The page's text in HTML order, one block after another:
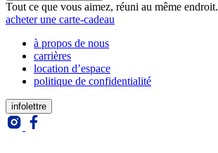
10:00 – 18:00
10:00 – 18:00
10:00 – 18:00
10:00 – 21:00
10:00 – 21:00
09:00 – 18:00
Tout ce que vous aimez, réuni au même endroit.
acheter une carte-cadeau
à propos de nous
carrières
location d’espace
politique de confidentialité
infolettre